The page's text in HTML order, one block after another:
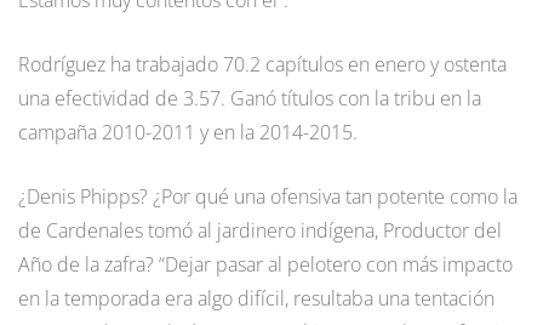
Rodríguez ha trabajado 70.2 capítulos en enero y ostenta
una efectividad de 3.57. Ganó títulos con la tribu en la
campaña 2010-2011 y en la 2014-2015.
¿Denis Phipps? ¿Por qué una ofensiva tan potente como la
de Cardenales tomó al jardinero indígena, Productor del
Año de la zafra? “Dejar pasar al pelotero con más impacto
en la temporada era algo difícil, resultaba una tentación